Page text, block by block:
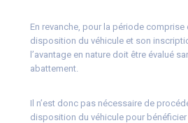
En revanche, pour la période comprise
disposition du véhicule et son
l’avantage en nature doit être évalué
abattement.
Il n’est donc pas nécessaire de
disposition du véhicule pour bénéficier